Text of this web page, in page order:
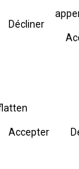
Décliner
Accepter